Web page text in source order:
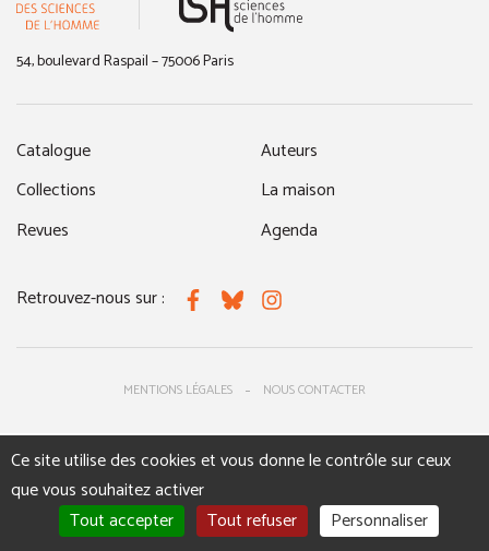
54, boulevard Raspail – 75006 Paris
Catalogue
Collections
Revues
Auteurs
La maison
Agenda
Retrouvez-nous sur : FacebookBlueskyInstagram
MENTIONS LÉGALES NOUS CONTACTER
Ce site utilise des cookies et vous donne le contrôle sur ceux
que vous souhaitez activer
Tout accepter
Tout refuser Personnaliser